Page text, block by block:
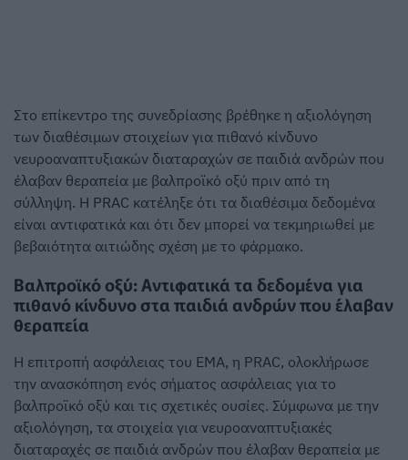
Στο επίκεντρο της συνεδρίασης βρέθηκε η αξιολόγηση
των διαθέσιμων στοιχείων για πιθανό κίνδυνο
νευροαναπτυξιακών διαταραχών σε παιδιά ανδρών που
έλαβαν θεραπεία με βαλπροϊκό οξύ πριν από τη
σύλληψη. Η PRAC κατέληξε ότι τα διαθέσιμα δεδομένα
είναι αντιφατικά και ότι δεν μπορεί να τεκμηριωθεί με
βεβαιότητα αιτιώδης σχέση με το φάρμακο.
Βαλπροϊκό οξύ: Αντιφατικά τα δεδομένα για
πιθανό κίνδυνο στα παιδιά ανδρών που έλαβαν
θεραπεία
Η επιτροπή ασφάλειας του EMA, η PRAC, ολοκλήρωσε
την ανασκόπηση ενός σήματος ασφάλειας για το
βαλπροϊκό οξύ και τις σχετικές ουσίες. Σύμφωνα με την
αξιολόγηση, τα στοιχεία για νευροαναπτυξιακές
διαταραχές σε παιδιά ανδρών που έλαβαν θεραπεία με